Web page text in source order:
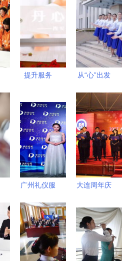
训可靠服务
务形象的关
键指南
提升服务
医护服务质
量提升礼仪
培训的重要
性
从“心”出发
灵魂在于真
诚
广州礼仪服
挑选指南
专业与细节
并重
大连周年庆
礼仪服务
提升仪式感
与品牌形象